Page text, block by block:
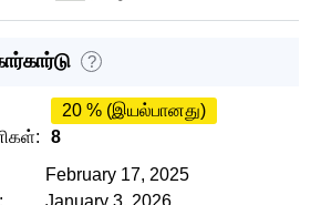
?
20 % (இயல்பானது)
8
February 17, 2025
January 3, 2026